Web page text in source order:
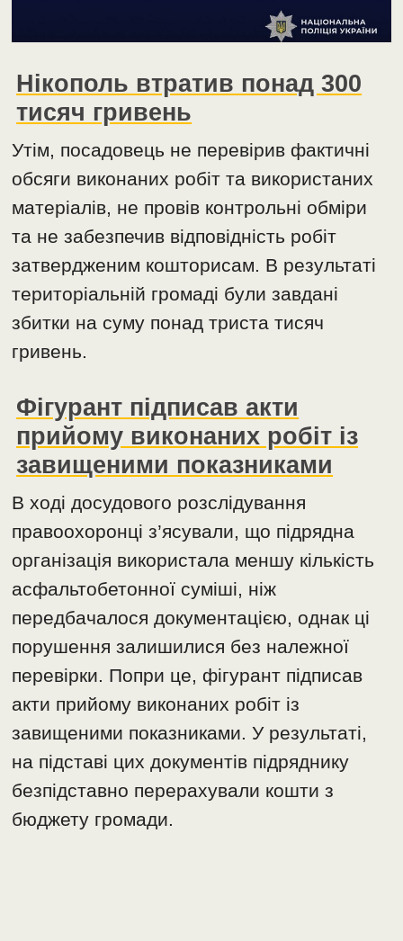
Нікополь втратив понад 300
тисяч гривень
Утім, посадовець не перевірив фактичні
обсяги виконаних робіт та використаних
матеріалів, не провів контрольні обміри
та не забезпечив відповідність робіт
затвердженим кошторисам. В результаті
територіальній громаді були завдані
збитки на суму понад триста тисяч
гривень.
Фігурант підписав акти
прийому виконаних робіт із
завищеними показниками
В ході досудового розслідування
правоохоронці з’ясували, що підрядна
організація використала меншу кількість
асфальтобетонної суміші, ніж
передбачалося документацією, однак ці
порушення залишилися без належної
перевірки. Попри це, фігурант підписав
акти прийому виконаних робіт із
завищеними показниками. У результаті,
на підставі цих документів підряднику
безпідставно перерахували кошти з
бюджету громади.